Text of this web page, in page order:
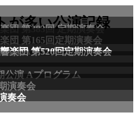
が多い公演記録
団 第383回 定期演奏会
団 第165回定期演奏会
公演Aプログラム
楽団 第520回定期演奏会
公演 Aプログラム
演奏会
奏会